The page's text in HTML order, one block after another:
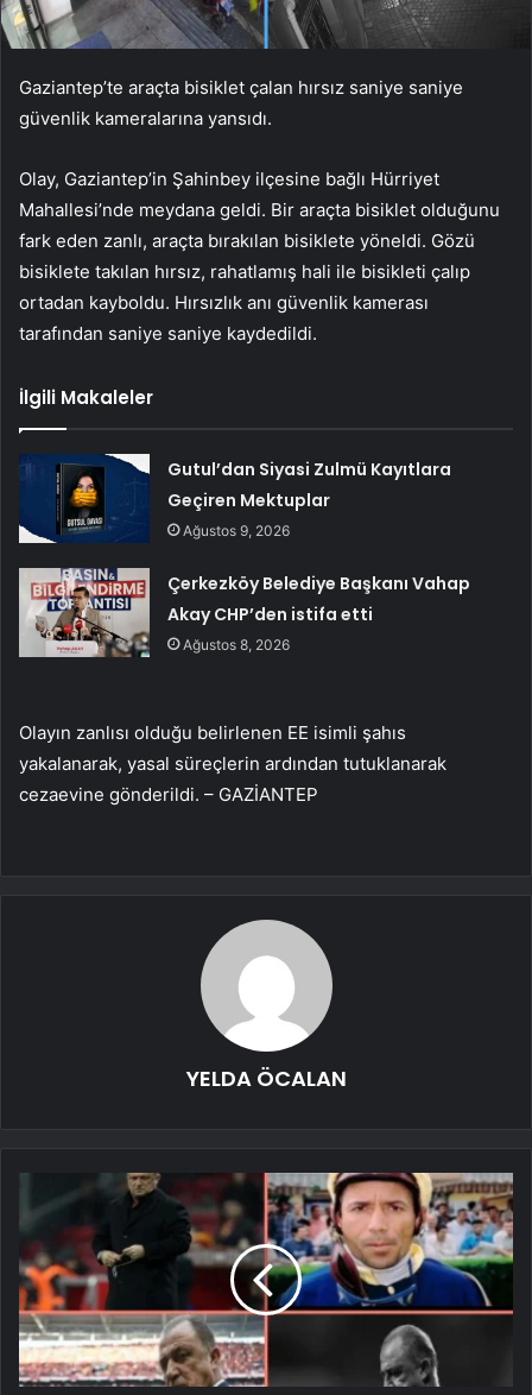
Gaziantep’te araçta bisiklet çalan hırsız saniye saniye
güvenlik kameralarına yansıdı.
Olay, Gaziantep’in Şahinbey ilçesine bağlı Hürriyet
Mahallesi’nde meydana geldi. Bir araçta bisiklet olduğunu
fark eden zanlı, araçta bırakılan bisiklete yöneldi. Gözü
bisiklete takılan hırsız, rahatlamış hali ile bisikleti çalıp
ortadan kayboldu. Hırsızlık anı güvenlik kamerası
tarafından saniye saniye kaydedildi.
İlgili Makaleler
Gutul’dan Siyasi Zulmü Kayıtlara
Geçiren Mektuplar
Ağustos 9, 2026
Çerkezköy Belediye Başkanı Vahap
Akay CHP’den istifa etti
Ağustos 8, 2026
Olayın zanlısı olduğu belirlenen EE isimli şahıs
yakalanarak, yasal süreçlerin ardından tutuklanarak
cezaevine gönderildi. – GAZİANTEP
YELDA ÖCALAN